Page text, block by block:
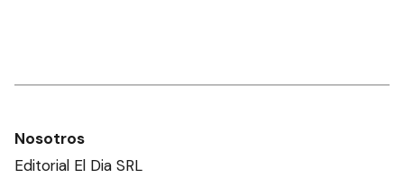
Nosotros
Editorial El Dia SRL